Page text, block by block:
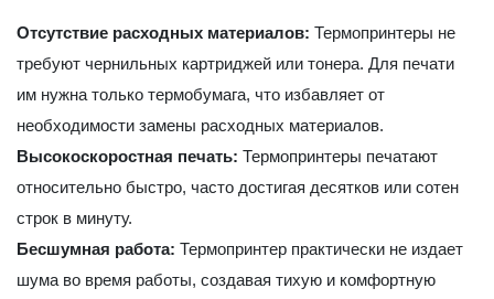
Отсутствие расходных материалов: Термопринтеры не
требуют чернильных картриджей или тонера. Для печати
им нужна только термобумага, что избавляет от
необходимости замены расходных материалов.
Высокоскоростная печать: Термопринтеры печатают
относительно быстро, часто достигая десятков или сотен
строк в минуту.
Бесшумная работа: Термопринтер практически не издает
шума во время работы, создавая тихую и комфортную